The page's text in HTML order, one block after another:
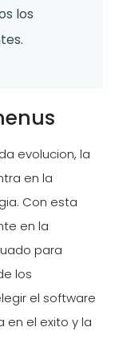
los
evolucion, la
en la
Con esta
en la
para
los
el software
en el exito y la